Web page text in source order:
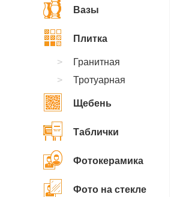
Вазы
Плитка
Гранитная
Тротуарная
Щебень
Таблички
Фотокерамика
Фото на стекле